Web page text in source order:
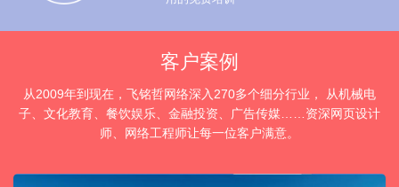
客户案例
从2009年到现在，飞铭哲网络深入270多个细分行业， 从机械电
子、文化教育、餐饮娱乐、金融投资、广告传媒……资深网页设计
师、网络工程师让每一位客户满意。